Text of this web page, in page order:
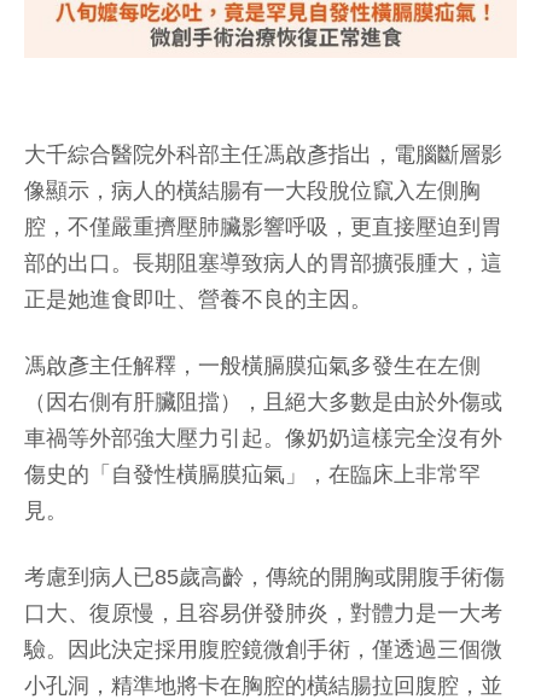
大千綜合醫院外科部主任馮啟彥指出，電腦斷層影
像顯示，病人的橫結腸有一大段脫位竄入左側胸
腔，不僅嚴重擠壓肺臟影響呼吸，更直接壓迫到胃
部的出口。長期阻塞導致病人的胃部擴張腫大，這
正是她進食即吐、營養不良的主因。
馮啟彥主任解釋，一般橫膈膜疝氣多發生在左側
（因右側有肝臟阻擋），且絕大多數是由於外傷或
車禍等外部強大壓力引起。像奶奶這樣完全沒有外
傷史的「自發性橫膈膜疝氣」，在臨床上非常罕
見。
考慮到病人已85歲高齡，傳統的開胸或開腹手術傷
口大、復原慢，且容易併發肺炎，對體力是一大考
驗。因此決定採用腹腔鏡微創手術，僅透過三個微
小孔洞，精準地將卡在胸腔的橫結腸拉回腹腔，並